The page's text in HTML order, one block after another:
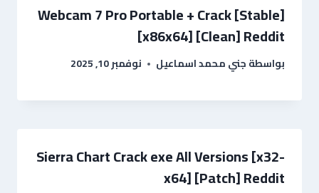
Webcam 7 Pro Portable + Crack [Stable]
[x86x64] [Clean] Reddit
بواسطةجني محمد اسماعيل نوفمبر 10, 2025
Sierra Chart Crack exe All Versions [x32-
x64] [Patch] Reddit